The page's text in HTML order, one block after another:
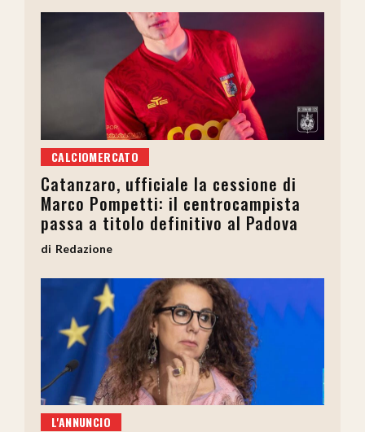
CALCIOMERCATO
Catanzaro, ufficiale la cessione di
Marco Pompetti: il centrocampista
passa a titolo definitivo al Padova
Redazione
L'ANNUNCIO